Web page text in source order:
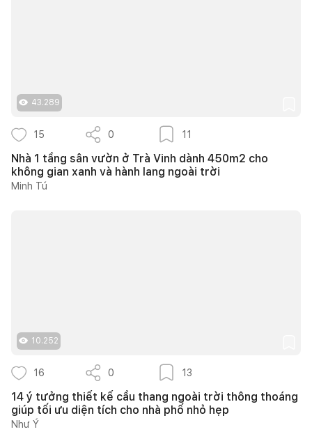
43.289
15 0 11
Nhà 1 tầng sân vườn ở Trà Vinh dành 450m2 cho
không gian xanh và hành lang ngoài trời
Minh Tú
10.252
16 0 13
14 ý tưởng thiết kế cầu thang ngoài trời thông thoáng
giúp tối ưu diện tích cho nhà phố nhỏ hẹp
Như Ý